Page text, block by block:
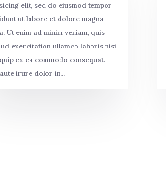
elit, sed do eiusmod tempor
ut labore et dolore magna
Ut enim ad minim veniam, quis
exercitation ullamco laboris nisi
ex ea commodo consequat.
irure dolor in...